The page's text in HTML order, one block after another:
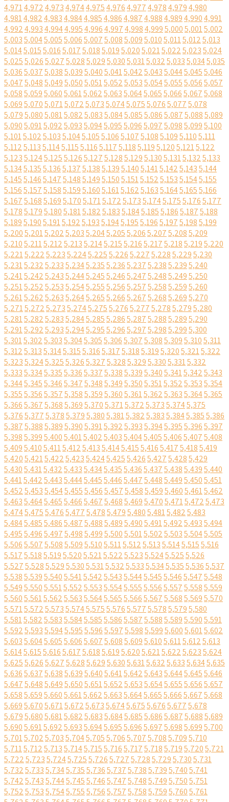
4,9714,9724,9734,9744,9754,9764,9774,9784,9794,980
4,9814,9824,9834,9844,9854,9864,9874,9884,9894,9904,991
4,9924,9934,9944,9954,9964,9974,9984,9995,0005,0015,002
5,0035,0045,0055,0065,0075,0085,0095,0105,0115,0125,013
5,0145,0155,0165,0175,0185,0195,0205,0215,0225,0235,024
5,0255,0265,0275,0285,0295,0305,0315,0325,0335,0345,035
5,0365,0375,0385,0395,0405,0415,0425,0435,0445,0455,046
5,0475,0485,0495,0505,0515,0525,0535,0545,0555,0565,057
5,0585,0595,0605,0615,0625,0635,0645,0655,0665,0675,068
5,0695,0705,0715,0725,0735,0745,0755,0765,0775,078
5,0795,0805,0815,0825,0835,0845,0855,0865,0875,0885,089
5,0905,0915,0925,0935,0945,0955,0965,0975,0985,0995,100
5,1015,1025,1035,1045,1055,1065,1075,1085,1095,1105,111
5,1125,1135,1145,1155,1165,1175,1185,1195,1205,1215,122
5,1235,1245,1255,1265,1275,1285,1295,1305,1315,1325,133
5,1345,1355,1365,1375,1385,1395,1405,1415,1425,1435,144
5,1455,1465,1475,1485,1495,1505,1515,1525,1535,1545,155
5,1565,1575,1585,1595,1605,1615,1625,1635,1645,1655,166
5,1675,1685,1695,1705,1715,1725,1735,1745,1755,1765,177
5,1785,1795,1805,1815,1825,1835,1845,1855,1865,1875,188
5,1895,1905,1915,1925,1935,1945,1955,1965,1975,1985,199
5,2005,2015,2025,2035,2045,2055,2065,2075,2085,209
5,2105,2115,2125,2135,2145,2155,2165,2175,2185,2195,220
5,2215,2225,2235,2245,2255,2265,2275,2285,2295,230
5,2315,2325,2335,2345,2355,2365,2375,2385,2395,240
5,2415,2425,2435,2445,2455,2465,2475,2485,2495,250
5,2515,2525,2535,2545,2555,2565,2575,2585,2595,260
5,2615,2625,2635,2645,2655,2665,2675,2685,2695,270
5,2715,2725,2735,2745,2755,2765,2775,2785,2795,280
5,2815,2825,2835,2845,2855,2865,2875,2885,2895,290
5,2915,2925,2935,2945,2955,2965,2975,2985,2995,300
5,3015,3025,3035,3045,3055,3065,3075,3085,3095,3105,311
5,3125,3135,3145,3155,3165,3175,3185,3195,3205,3215,322
5,3235,3245,3255,3265,3275,3285,3295,3305,3315,332
5,3335,3345,3355,3365,3375,3385,3395,3405,3415,3425,343
5,3445,3455,3465,3475,3485,3495,3505,3515,3525,3535,354
5,3555,3565,3575,3585,3595,3605,3615,3625,3635,3645,365
5,3665,3675,3685,3695,3705,3715,3725,3735,3745,375
5,3765,3775,3785,3795,3805,3815,3825,3835,3845,3855,386
5,3875,3885,3895,3905,3915,3925,3935,3945,3955,3965,397
5,3985,3995,4005,4015,4025,4035,4045,4055,4065,4075,408
5,4095,4105,4115,4125,4135,4145,4155,4165,4175,4185,419
5,4205,4215,4225,4235,4245,4255,4265,4275,4285,429
5,4305,4315,4325,4335,4345,4355,4365,4375,4385,4395,440
5,4415,4425,4435,4445,4455,4465,4475,4485,4495,4505,451
5,4525,4535,4545,4555,4565,4575,4585,4595,4605,4615,462
5,4635,4645,4655,4665,4675,4685,4695,4705,4715,4725,473
5,4745,4755,4765,4775,4785,4795,4805,4815,4825,483
5,4845,4855,4865,4875,4885,4895,4905,4915,4925,4935,494
5,4955,4965,4975,4985,4995,5005,5015,5025,5035,5045,505
5,5065,5075,5085,5095,5105,5115,5125,5135,5145,5155,516
5,5175,5185,5195,5205,5215,5225,5235,5245,5255,526
5,5275,5285,5295,5305,5315,5325,5335,5345,5355,5365,537
5,5385,5395,5405,5415,5425,5435,5445,5455,5465,5475,548
5,5495,5505,5515,5525,5535,5545,5555,5565,5575,5585,559
5,5605,5615,5625,5635,5645,5655,5665,5675,5685,5695,570
5,5715,5725,5735,5745,5755,5765,5775,5785,5795,580
5,5815,5825,5835,5845,5855,5865,5875,5885,5895,5905,591
5,5925,5935,5945,5955,5965,5975,5985,5995,6005,6015,602
5,6035,6045,6055,6065,6075,6085,6095,6105,6115,6125,613
5,6145,6155,6165,6175,6185,6195,6205,6215,6225,6235,624
5,6255,6265,6275,6285,6295,6305,6315,6325,6335,6345,635
5,6365,6375,6385,6395,6405,6415,6425,6435,6445,6455,646
5,6475,6485,6495,6505,6515,6525,6535,6545,6555,6565,657
5,6585,6595,6605,6615,6625,6635,6645,6655,6665,6675,668
5,6695,6705,6715,6725,6735,6745,6755,6765,6775,678
5,6795,6805,6815,6825,6835,6845,6855,6865,6875,6885,689
5,6905,6915,6925,6935,6945,6955,6965,6975,6985,6995,700
5,7015,7025,7035,7045,7055,7065,7075,7085,7095,710
5,7115,7125,7135,7145,7155,7165,7175,7185,7195,7205,721
5,7225,7235,7245,7255,7265,7275,7285,7295,7305,731
5,7325,7335,7345,7355,7365,7375,7385,7395,7405,741
5,7425,7435,7445,7455,7465,7475,7485,7495,7505,751
5,7525,7535,7545,7555,7565,7575,7585,7595,7605,761